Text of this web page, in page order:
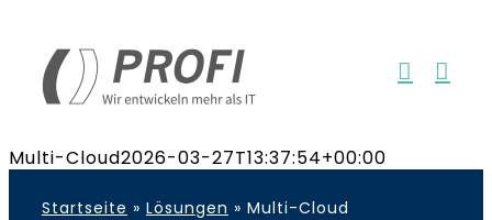
springen
Multi-Cloud2026-03-27T13:37:54+00:00
Startseite » Lösungen » Multi-Cloud